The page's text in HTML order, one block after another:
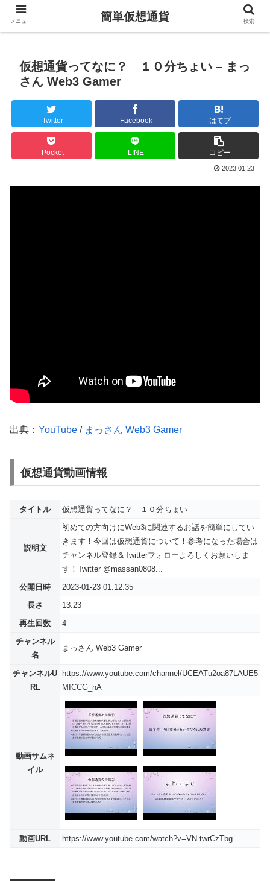
仮想通貨ってなに？ １０分ちょい – まっ
さん Web3 Gamer
Twitter Facebook はてブ
Pocket LINE コピー
2023.01.23
出典： YouTube / まっさん Web3 Gamer
仮想通貨動画情報
タイトル 仮想通貨ってなに？ １０分ちょい
説明文
初めての方向けにWeb3に関連するお話を簡単にしてい
きます！今回は仮想通貨について！参考になった場合は
チャンネル登録＆Twitterフォローよろしくお願いしま
す！Twitter @massan0808...
公開日時
2023-01-23 01:12:35
長さ
13:23
再生回数
4
チャンネル
名
まっさん Web3 Gamer
チャンネルU
RL
https://www.youtube.com/channel/UCEATu2oa87LAUE5
MICCG_nA
動画サムネ
イル
動画URL https://www.youtube.com/watch?v=VN-twrCzTbg
メニュー 簡単仮想通貨 検索